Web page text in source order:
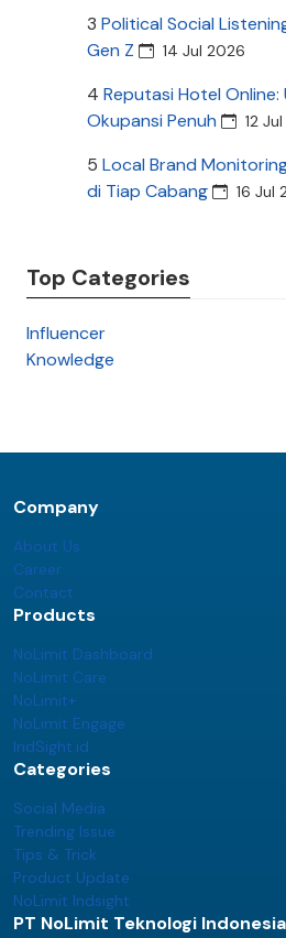
3 Political Social
Gen Z
14 Jul 2026
4 Reputasi Hotel Online:
Okupansi Penuh
12
5 Local Brand
di Tiap Cabang
16 Jul
Top Categories
Influencer
Knowledge
Company
About Us
Career
Contact
Products
NoLimit Dashboard
NoLimit Care
NoLimit+
NoLimit Engage
IndSight.id
Categories
Social Media
Trending Issue
Tips & Trick
Product Update
NoLimit Indsight
PT NoLimit Teknologi Indonesia